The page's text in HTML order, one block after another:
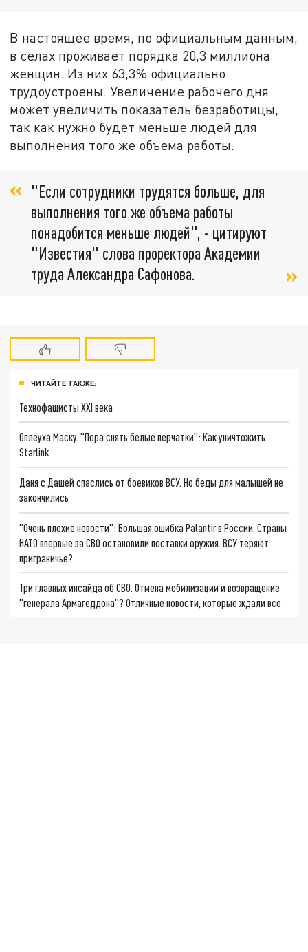
В настоящее время, по официальным данным,
в селах проживает порядка 20,3 миллиона
женщин. Из них 63,3% официально
трудоустроены. Увеличение рабочего дня
может увеличить показатель безработицы,
так как нужно будет меньше людей для
выполнения того же объема работы.
"Если сотрудники трудятся больше, для
выполнения того же объема работы
понадобится меньше людей", - цитируют
"Известия" слова проректора Академии
труда Александра Сафонова.
ЧИТАЙТЕ ТАКЖЕ:
Технофашисты XXI века
Оплеуха Маску. "Пора снять белые перчатки": Как уничтожить
Starlink
Даня с Дашей спаслись от боевиков ВСУ. Но беды для малышей не
закончились
"Очень плохие новости": Большая ошибка Palantir в России. Страны
НАТО впервые за СВО остановили поставки оружия. ВСУ теряют
приграничье?
Три главных инсайда об СВО. Отмена мобилизации и возвращение
"генерала Армагеддона"? Отличные новости, которые ждали все